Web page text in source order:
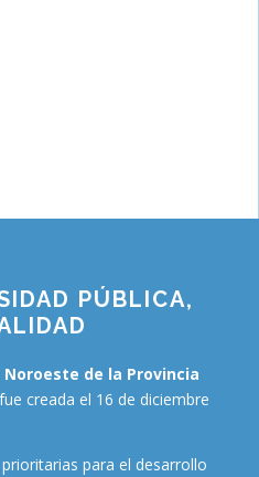
PÚBLICA,
de la Provincia
fue creada el 16 de diciembre
para el desarrollo